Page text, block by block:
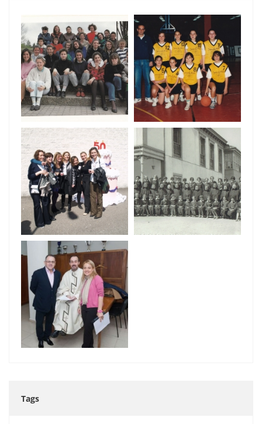
Tags